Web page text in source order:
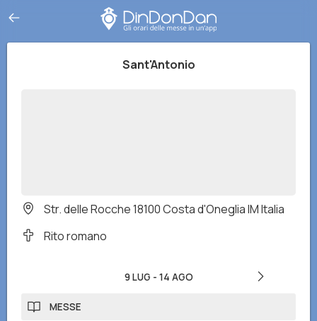
Sant'Antonio
Str. delle Rocche 18100 Costa d'Oneglia IM Italia
Rito romano
9 LUG - 14 AGO
MESSE